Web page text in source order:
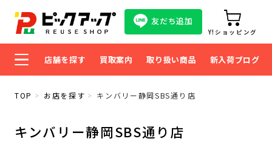
友だち追加
Y!ショッピング
店舗を探す 買取案内 取り扱い商品 新入荷ブログ
TOP お店を探す キンバリー静岡SBS通り店
キンバリー静岡SBS通り店